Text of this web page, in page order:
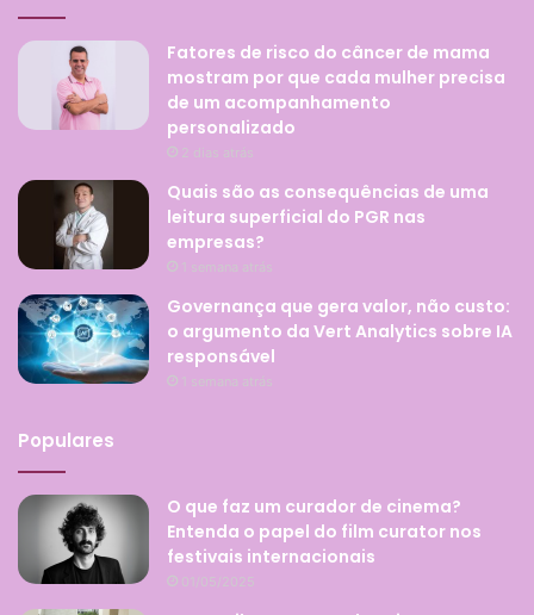
Fatores de risco do câncer de mama
mostram por que cada mulher precisa
de um acompanhamento
personalizado
2 dias atrás
Quais são as consequências de uma
leitura superficial do PGR nas
empresas?
1 semana atrás
Governança que gera valor, não custo:
o argumento da Vert Analytics sobre IA
responsável
1 semana atrás
Populares
O que faz um curador de cinema?
Entenda o papel do film curator nos
festivais internacionais
01/05/2025